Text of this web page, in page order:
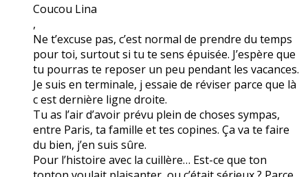
Coucou Lina
,
Ne t’excuse pas, c’est normal de prendre du temps
pour toi, surtout si tu te sens épuisée. J’espère que
tu pourras te reposer un peu pendant les vacances.
Je suis en terminale, j essaie de réviser parce que là
c est dernière ligne droite.
Tu as l’air d’avoir prévu plein de choses sympas,
entre Paris, ta famille et tes copines. Ça va te faire
du bien, j’en suis sûre.
Pour l’histoire avec la cuillère… Est-ce que ton